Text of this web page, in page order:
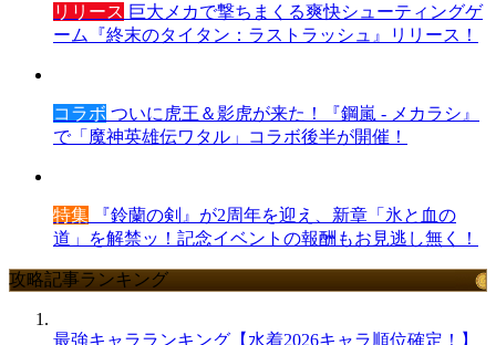
リリース 巨大メカで撃ちまくる爽快シューティングゲ
ーム『終末のタイタン：ラストラッシュ』リリース！
コラボ ついに虎王＆影虎が来た！『鋼嵐 - メカラシ』
で「魔神英雄伝ワタル」コラボ後半が開催！
特集 『鈴蘭の剣』が2周年を迎え、新章「氷と血の
道」を解禁ッ！記念イベントの報酬もお見逃し無く！
攻略記事ランキング
最強キャラランキング【水着2026キャラ順位確定！】